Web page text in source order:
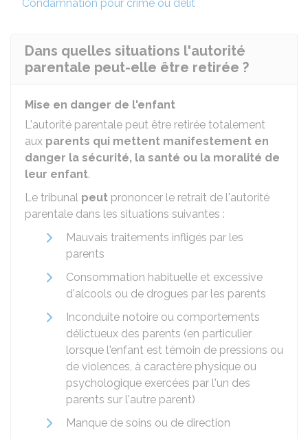
Condamnation pour crime ou délit
Dans quelles situations l'autorité
parentale peut-elle être retirée ?
Mise en danger de l'enfant
L'autorité parentale peut être retirée totalement
aux parents qui mettent manifestement en
danger la sécurité, la santé ou la moralité de
leur enfant.
Le tribunal peut prononcer le retrait de l'autorité
parentale dans les situations suivantes :
Mauvais traitements infligés par les
parents
Consommation habituelle et excessive
d'alcools ou de drogues par les parents
Inconduite notoire ou comportements
délictueux des parents (en particulier
lorsque l'enfant est témoin de pressions ou
de violences, à caractère physique ou
psychologique exercées par l'un des
parents sur l'autre parent)
Manque de soins ou de direction